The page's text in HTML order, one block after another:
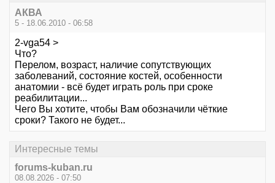
АКВА
5 - 18.06.2010 - 06:58
2-vga54 >
Что?
Перелом, возраст, наличие сопутствующих
заболеваний, состояние костей, особенности
анатомии - всё будет играть роль при сроке
реабилитации...
Чего Вы хотите, чтобы Вам обозначили чёткие
сроки? Такого не будет...
Интересные темы
forums-kuban.ru
08.08.2026 - 07:50